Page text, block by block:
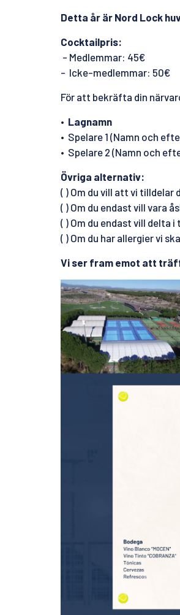
Detta år är Nord Lock
Cocktailpris:
- Medlemmar: 45€
- Icke-medlemmar: 50€
För att bekräfta din
•⁠ ⁠Lagnamn
•⁠ ⁠Spelare 1 (Namn och
•⁠ ⁠Spelare 2 (Namn och
Övriga alternativ:
( ) Om du vill att vi tilldelar
( ) Om du endast vill vara
( ) Om du endast vill delta
( ) Om du har allergier vi
Vi ser fram emot att